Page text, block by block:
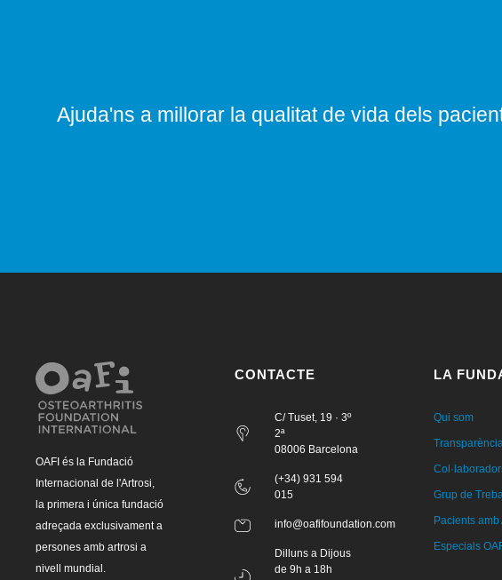
Ajuda'ns a millorar la qualitat de vida dels
OAFI és la Fundació
Internacional de l'Artrosi,
la primera i única fundació
adreçada exclusivament a
persones amb artrosi a
nivell mundial.
CONTACTE
C/ Tuset, 19 · 3º
2ª
08006 Barcelona
(+34) 931 594
015
info@oafifoundation.com
Dilluns a Dijous
de 9h a 18h
LA
Qui som
Grup de
Pacients amb
Especials